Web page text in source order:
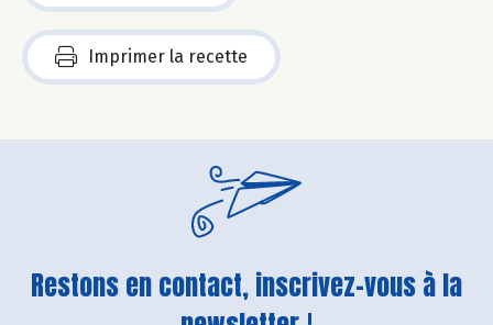
Imprimer la recette
Restons en contact, inscrivez-vous à la